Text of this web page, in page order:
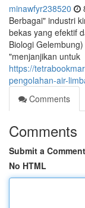
minawfyr238520
Berbagai" industri
bekas yang efektif
Biologi
"menjanjikan untuk
https://
pengolahan-air-
Comments
Comments
Submit a Comment
No HTML